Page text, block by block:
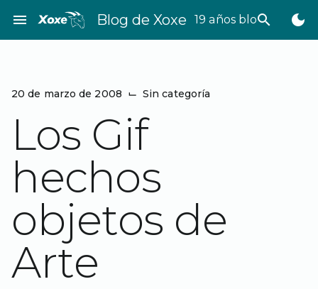
contenido
menu Blog de Xoxe 19 años bloggeando
search dark_mode
20 de marzo de 2008 ⌙ Sin categoría
Los Gif
hechos
objetos de
Arte